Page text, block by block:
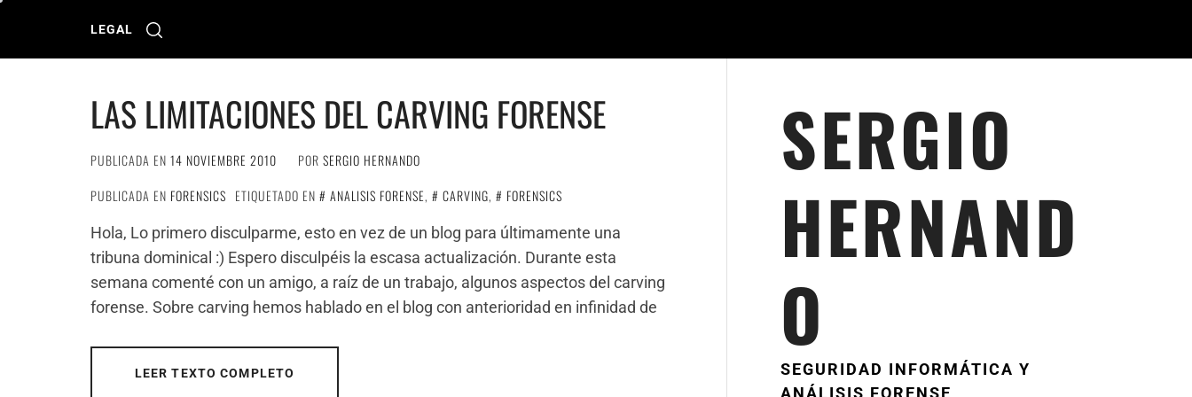
LEGAL
LAS LIMITACIONES DEL CARVING FORENSE
PUBLICADA EN 14 NOVIEMBRE 2010 POR SERGIO HERNANDO
PUBLICADA EN FORENSICS ETIQUETADO EN ANALISIS FORENSE, CARVING,
FORENSICS
Hola, Lo primero disculparme, esto en vez de un blog para últimamente una
tribuna dominical :) Espero disculpéis la escasa actualización. Durante esta
semana comenté con un amigo, a raíz de un trabajo, algunos aspectos del carving
forense. Sobre carving hemos hablado en el blog con anterioridad en infinidad de
LEER TEXTO COMPLETO
SERGIO
HERNAND
O
SEGURIDAD INFORMÁTICA Y
ANÁLISIS FORENSE